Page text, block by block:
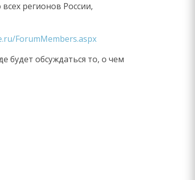
регионов России,
ForumMembers.aspx
будет обсуждаться то, о чем